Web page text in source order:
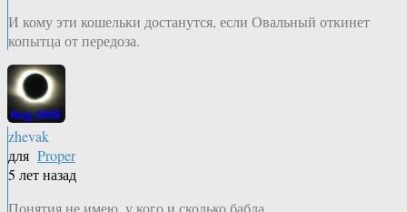
И кому эти кошельки достанутся, если Овальный откинет
копытца от передоза.
zhevak
для Proper
5 лет назад